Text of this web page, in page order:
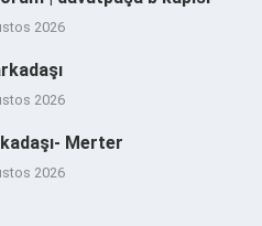
2026
2026
Merter
2026